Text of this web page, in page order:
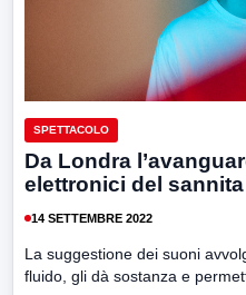
SPETTACOLO
Da Londra
elettronici del sannita
14 SETTEMBRE 2022
La suggestione dei suoni
fluido, gli dà sostanza e